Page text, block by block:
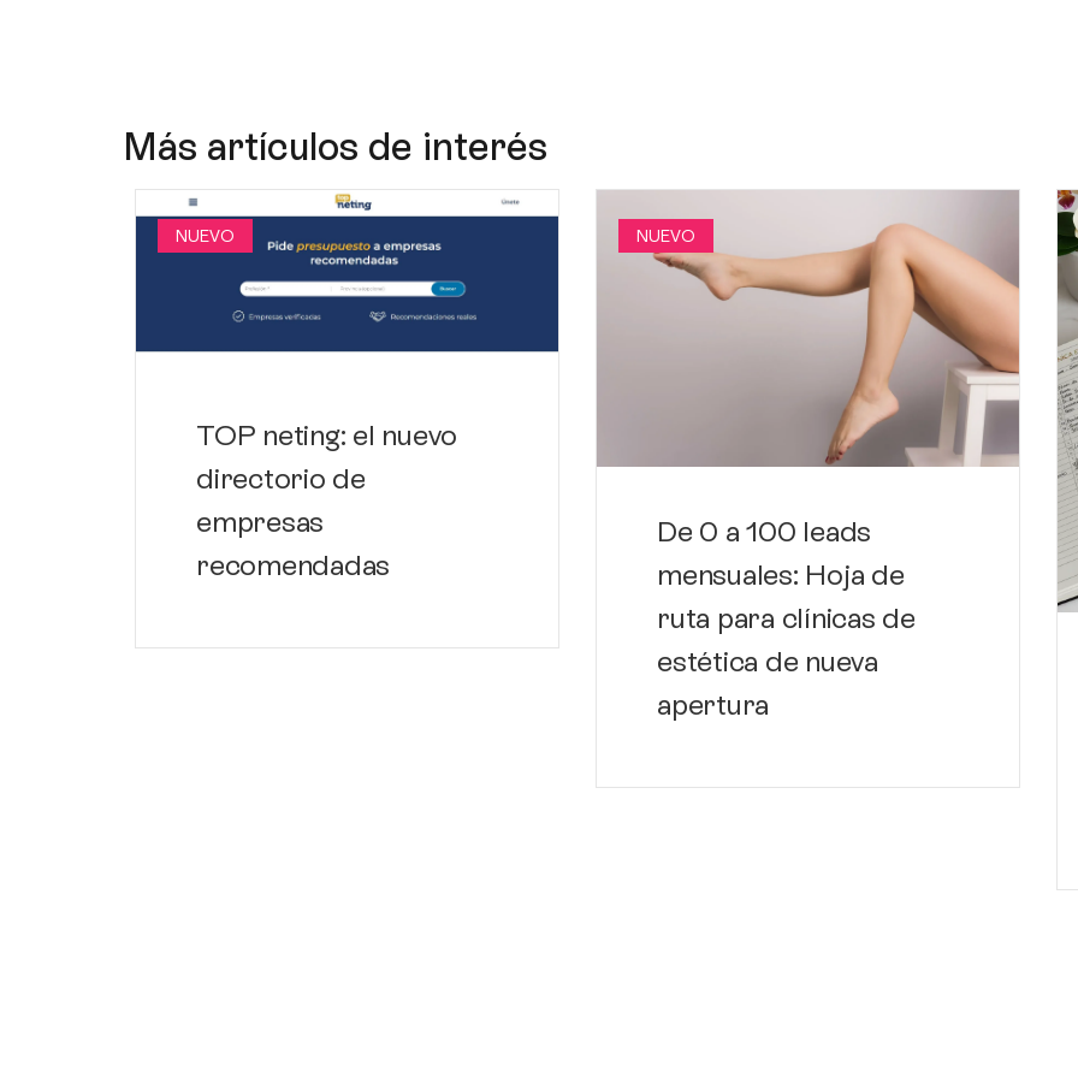
Más artículos de interés
NUEVO
TOP neting: el nuevo
directorio de
empresas
recomendadas
NUEVO
De 0 a 100 leads
mensuales: Hoja de
ruta para clínicas de
estética de nueva
apertura